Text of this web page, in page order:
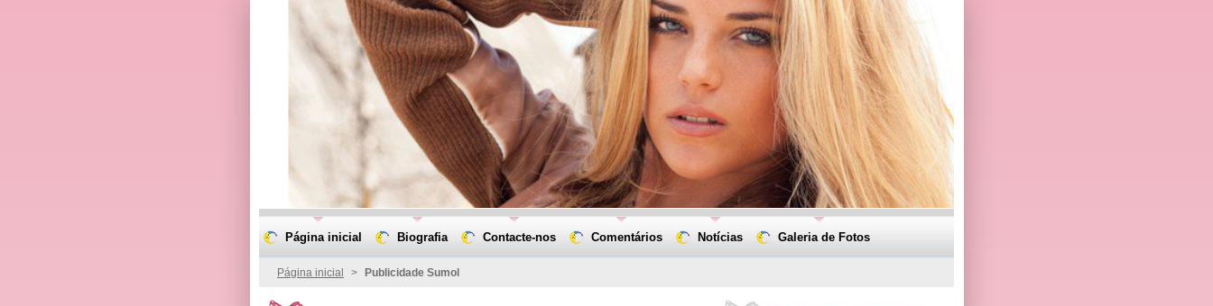
Página inicial > Publicidade Sumol
Página inicial Biografia Contacte-nos Comentários Notícias Galeria de Fotos